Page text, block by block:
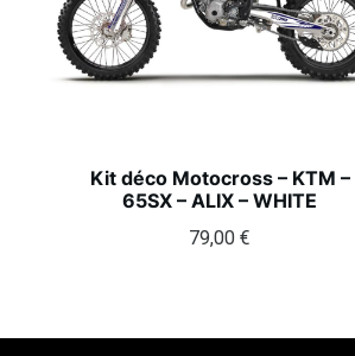
Kit déco Motocross – KTM –
65SX – ALIX – WHITE
79,00€